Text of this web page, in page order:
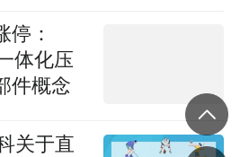
快看点
停：
体化压
件概念
关于直